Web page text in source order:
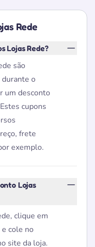
Rede
Lojas Rede?
são
o
um desconto
cupons
frete
exemplo.
Lojas
clique em
cole no
site da loja.